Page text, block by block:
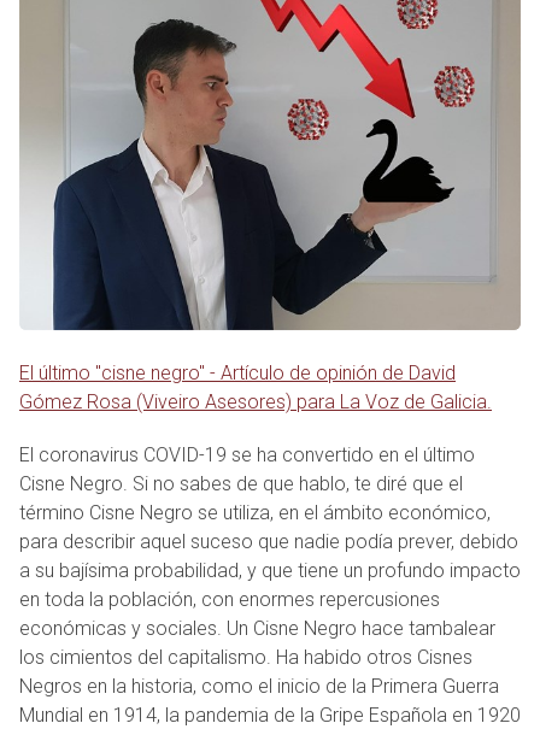
El último "cisne negro" - Artículo de opinión de David
Gómez Rosa (Viveiro Asesores) para La Voz de Galicia.
El coronavirus COVID-19 se ha convertido en el último
Cisne Negro. Si no sabes de que hablo, te diré que el
término Cisne Negro se utiliza, en el ámbito económico,
para describir aquel suceso que nadie podía prever, debido
a su bajísima probabilidad, y que tiene un profundo impacto
en toda la población, con enormes repercusiones
económicas y sociales. Un Cisne Negro hace tambalear
los cimientos del capitalismo. Ha habido otros Cisnes
Negros en la historia, como el inicio de la Primera Guerra
Mundial en 1914, la pandemia de la Gripe Española en 1920